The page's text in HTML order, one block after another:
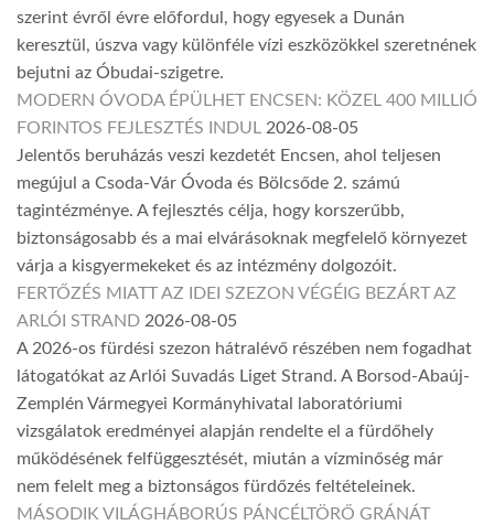
szerint évről évre előfordul, hogy egyesek a Dunán
keresztül, úszva vagy különféle vízi eszközökkel szeretnének
bejutni az Óbudai-szigetre.
MODERN ÓVODA ÉPÜLHET ENCSEN: KÖZEL 400 MILLIÓ
FORINTOS FEJLESZTÉS INDUL 2026-08-05
Jelentős beruházás veszi kezdetét Encsen, ahol teljesen
megújul a Csoda-Vár Óvoda és Bölcsőde 2. számú
tagintézménye. A fejlesztés célja, hogy korszerűbb,
biztonságosabb és a mai elvárásoknak megfelelő környezet
várja a kisgyermekeket és az intézmény dolgozóit.
FERTŐZÉS MIATT AZ IDEI SZEZON VÉGÉIG BEZÁRT AZ
ARLÓI STRAND 2026-08-05
A 2026-os fürdési szezon hátralévő részében nem fogadhat
látogatókat az Arlói Suvadás Liget Strand. A Borsod-Abaúj-
Zemplén Vármegyei Kormányhivatal laboratóriumi
vizsgálatok eredményei alapján rendelte el a fürdőhely
működésének felfüggesztését, miután a vízminőség már
nem felelt meg a biztonságos fürdőzés feltételeinek.
MÁSODIK VILÁGHÁBORÚS PÁNCÉLTÖRŐ GRÁNÁT